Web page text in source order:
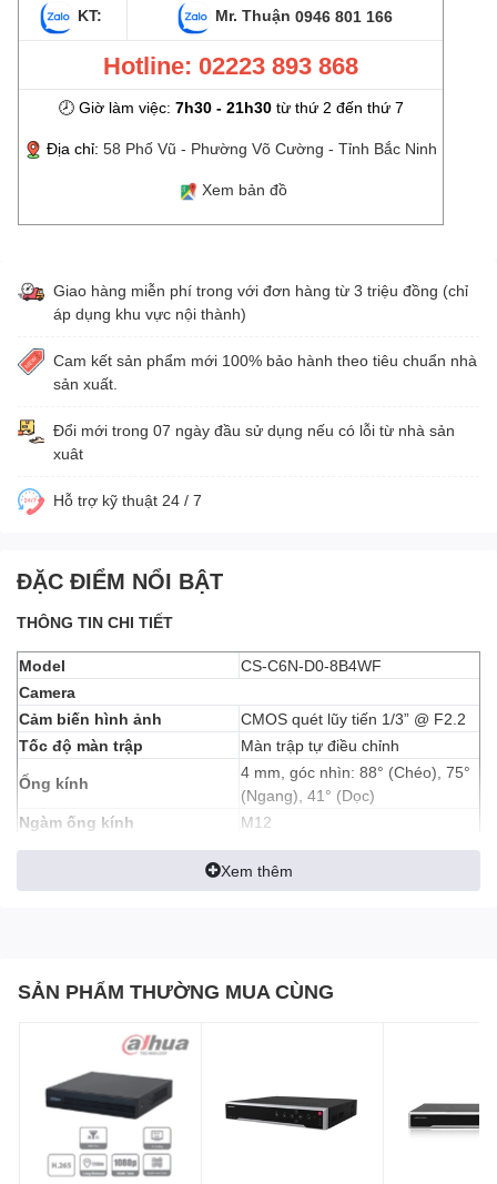
KT: Mr. Thuận 0946 801 166
Hotline: 02223 893 868
🕗 Giờ làm việc: 7h30 - 21h30từ thứ 2 đến thứ 7
Địa chỉ: 58 Phố Vũ - Phường Võ Cường - Tỉnh Bắc Ninh
Xem bản đồ
Giao hàng miễn phí trong với đơn hàng từ 3 triệu đồng (chỉ
áp dụng khu vực nội thành)
Cam kết sản phẩm mới 100% bảo hành theo tiêu chuẩn nhà
sản xuất.
Đổi mới trong 07 ngày đầu sử dụng nếu có lỗi từ nhà sản
xuât
Hỗ trợ kỹ thuật 24 / 7
ĐẶC ĐIỂM NỔI BẬT
THÔNG TIN CHI TIẾT
Model
CS-C6N-D0-8B4WF
Camera
Cảm biến hình ảnh
CMOS quét lũy tiến 1/3” @ F2.2
Tốc độ màn trập
Màn trập tự điều chỉnh
Ống kính
4 mm, góc nhìn: 88° (Chéo), 75°
(Ngang), 41° (Dọc)
Ngàm ống kính
M12
Bộ lọc cắt bỏ tín hiệu hồng ngoại
chuyển đổi tự động
Nén video
H.265/H.264
Độ phân giải tối ưu
Tỷ lệ khung hình
Tối đa 20 fps; Tự điều chỉnh
trong quá trình truyền dữ liệu qua
Xem thêm
SẢN PHẨM THƯỜNG MUA CÙNG